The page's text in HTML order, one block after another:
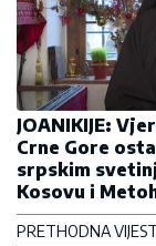
JOANIKIJE:
Crne Gore
srpskim
Kosovu i
PRETHODNA VIJEST